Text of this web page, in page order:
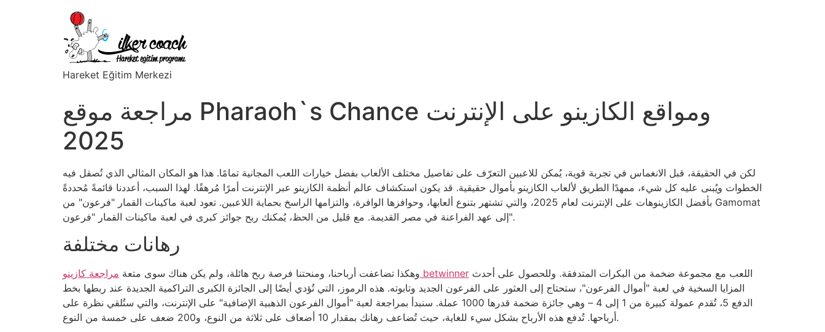
Hareket Eğitim Merkezi
مراجعة موقع Pharaoh`s Chance ومواقع الكازينو على الإنترنت
2025
لكن في الحقيقة، قبل الانغماس في تجربة قوية، يُمكن للاعبين التعرّف على تفاصيل مختلف الألعاب بفضل خيارات اللعب المجانية تمامًا. هذا هو المكان المثالي الذي تُصقل فيه
الخطوات ويُبنى عليه كل شيء، ممهدًا الطريق لألعاب الكازينو بأموال حقيقية. قد يكون استكشاف عالم أنظمة الكازينو عبر الإنترنت أمرًا مُرهقًا. لهذا السبب، أعددنا قائمةً مُحددةً
بأفضل الكازينوهات على الإنترنت لعام 2025، والتي تشتهر بتنوع ألعابها، وحوافزها الوافرة، والتزامها الراسخ بحماية اللاعبين.
تعود لعبة ماكينات القمار "فرعون" من Gamomat
إلى عهد الفراعنة في مصر القديمة. مع قليل من الحظ، يُمكنك ربح جوائز كبرى في لعبة ماكينات القمار "فرعون".
رهانات مختلفة
وهكذا تضاعفت أرباحنا، ومنحتنا فرصة ربح هائلة، ولم يكن هناك سوى متعة مراجعة كازينو betwinner
المزايا السخية في لعبة "أموال الفرعون"، ستحتاج إلى العثور على الفرعون الجديد وتابوته. هذه الرموز، التي تُؤدي أيضًا إلى الجائزة الكبرى التراكمية الجديدة عند ربطها بخط
الدفع 5، تُقدم عمولة كبيرة من 1 إلى 4 – وهي جائزة ضخمة قدرها 1000 عملة. سنبدأ بمراجعة لعبة "أموال الفرعون الذهبية الإضافية" على الإنترنت، والتي ستُلقي نظرة على
أرباحها. تُدفع هذه الأرباح بشكل سيء للغاية، حيث تُضاعف رهانك بمقدار 10 أضعاف على ثلاثة من النوع، و200 ضعف على خمسة من النوع.